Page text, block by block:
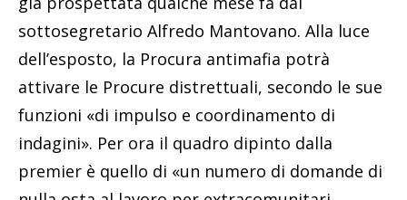
sottosegretario Alfredo Mantovano. Alla luce
dell’esposto, la Procura antimafia potrà
attivare le Procure distrettuali, secondo le sue
funzioni «di impulso e coordinamento di
indagini». Per ora il quadro dipinto dalla
premier è quello di «un numero di domande di